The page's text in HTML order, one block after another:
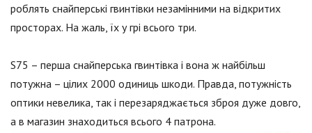
роблять снайперські гвинтівки незамінними на відкритих
просторах. На жаль, їх у грі всього три.
S75 – перша снайперська гвинтівка і вона ж найбільш
потужна – цілих 2000 одиниць шкоди. Правда, потужність
оптики невелика, так і перезаряджається зброя дуже довго,
а в магазин знаходиться всього 4 патрона.